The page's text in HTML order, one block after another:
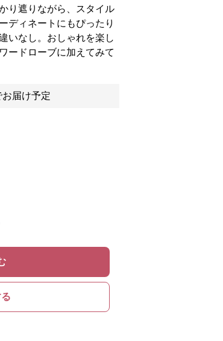
り遮りながら、スタイル
ディネートにもぴったり
いなし。おしゃれを楽し
ードローブに加えてみて
届け予定